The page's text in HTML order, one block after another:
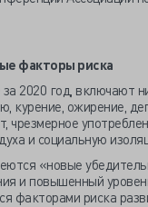
факторы риска
2020 год, включают
курение, ожирение,
чрезмерное
и социальную
«новые
и повышенный
факторами риска